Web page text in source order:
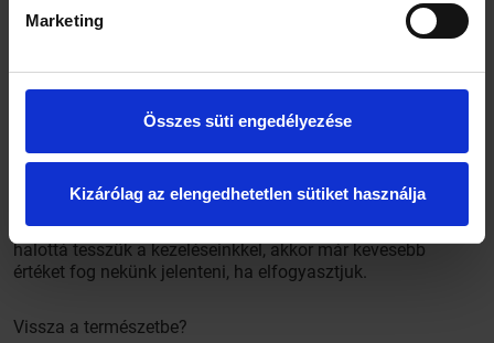
Marketing
Összes süti engedélyezése
Kizárólag az elengedhetetlen sütiket használja
ugyanúgy, ugyanannyit. A halottból
vitaminok több szálon kapcsolódnak különböző részeihez
az élőnek. Nem csak kémiai összefüggéseik, nem csak
anyagi súlyuk van, nem csak elektromos és mágneses terei
anyagnak, hanem egyszerre minden – számunkra egyelőre
rejtélyes módon kapcsolódnak egy helyre az élő sejtben.
Nekünk így, ilyen utánozhatatlan egységben van
szükségünk a táplálékainkra: ha főzzük, ha őröljük, ha
halottá tesszük a kezeléseinkkel, akkor már kevesebb
értéket fog nekünk jelenteni, ha elfogyasztjuk.
Vissza a természetbe?